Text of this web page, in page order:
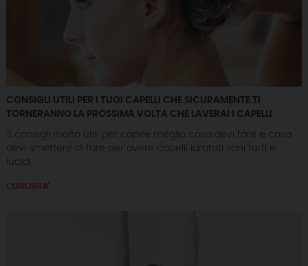
CONSIGLI UTILI PER I TUOI CAPELLI CHE SICURAMENTE TI
TORNERANNO LA PROSSIMA VOLTA CHE LAVERAI I CAPELLI
3 consigli molto utili per capire meglio cosa devi fare e cosa
devi smettere di fare per avere capelli idratati sani forti e
lucidi.
CURIOSITA'